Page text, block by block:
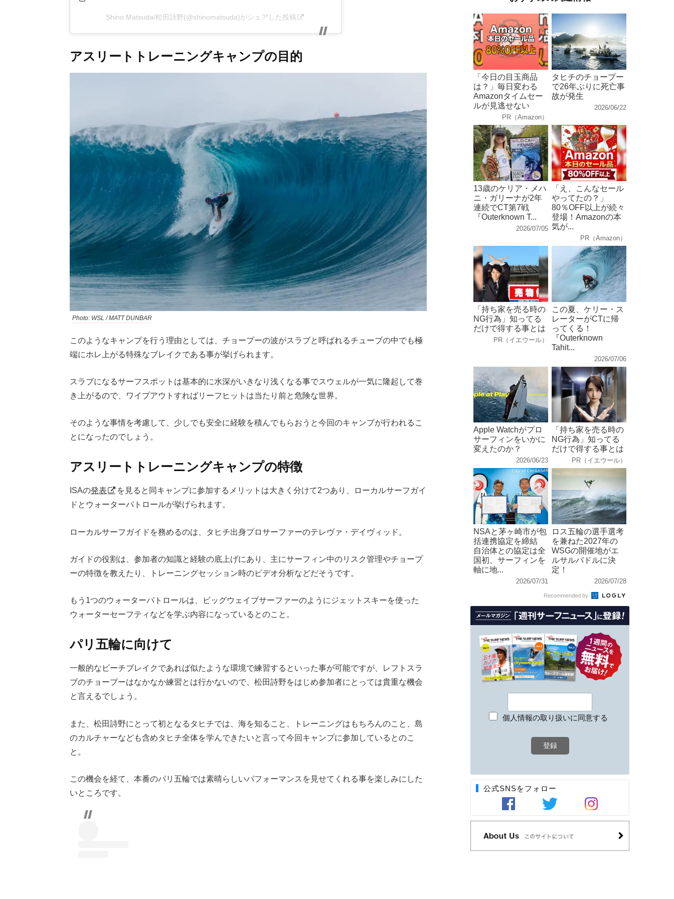
Shino Matsuda/松田詩野(@shinomatsuda)がシェアした投稿
アスリートトレーニングキャンプの目的
Photo: WSL / MATT DUNBAR
このようなキャンプを行う理由としては、チョープーの波がスラブと呼ばれるチューブの中でも極
端にホレ上がる特殊なブレイクである事が挙げられます。
スラブになるサーフスポットは基本的に水深がいきなり浅くなる事でスウェルが一気に隆起して巻
き上がるので、ワイプアウトすればリーフヒットは当たり前と危険な世界。
そのような事情を考慮して、少しでも安全に経験を積んでもらおうと今回のキャンプが行われるこ
とになったのでしょう。
アスリートトレーニングキャンプの特徴
ISAの発表
を見ると同キャンプに参加するメリットは大きく分けて2つあり、ローカルサーフガイ
ドとウォーターパトロールが挙げられます。
ローカルサーフガイドを務めるのは、タヒチ出身プロサーファーのテレヴァ・デイヴィッド。
ガイドの役割は、参加者の知識と経験の底上げにあり、主にサーフィン中のリスク管理やチョープ
ーの特徴を教えたり、トレーニングセッション時のビデオ分析などだそうです。
もう1つのウォーターパトロールは、ビッグウェイブサーファーのようにジェットスキーを使った
ウォーターセーフティなどを学ぶ内容になっているとのこと。
パリ五輪に向けて
一般的なビーチブレイクであれば似たような環境で練習するといった事が可能ですが、レフトスラ
ブのチョープーはなかなか練習とは行かないので、松田詩野をはじめ参加者にとっては貴重な機会
と言えるでしょう。
また、松田詩野にとって初となるタヒチでは、海を知ること、トレーニングはもちろんのこと、島
のカルチャーなども含めタヒチ全体を学んできたいと言って今回キャンプに参加しているとのこ
と。
この機会を経て、本番のパリ五輪では素晴らしいパフォーマンスを見せてくれる事を楽しみにした
いところです。
「今日の目玉商品
は？」毎日変わる
Amazonタイムセー
ルが見逃せない
PR（Amazon）
タヒチのチョープー
で26年ぶりに死亡事
故が発生
2026/06/22
13歳のケリア・メハ
ニ・ガリーナが2年
連続でCT第7戦
『Outerknown T...
2026/07/05
「え、こんなセール
やってたの？」
80％OFF以上が続々
登場！Amazonの本
気が...
PR（Amazon）
「持ち家を売る時の
NG行為」知ってる
だけで得する事とは
PR（イエウール）
この夏、ケリー・ス
レーターがCTに帰
ってくる！
『Outerknown
Tahit...
2026/07/06
Apple Watchがプロ
サーフィンをいかに
変えたのか？
2026/06/23
「持ち家を売る時の
NG行為」知ってる
だけで得する事とは
PR（イエウール）
NSAと茅ヶ崎市が包
括連携協定を締結
自治体との協定は全
国初、サーフィンを
軸に地...
2026/07/31
ロス五輪の選手選考
を兼ねた2027年の
WSGの開催地がエ
ルサルバドルに決
定！
2026/07/28
Recommended by
個人情報の取り扱いに同意する
公式SNSをフォロー